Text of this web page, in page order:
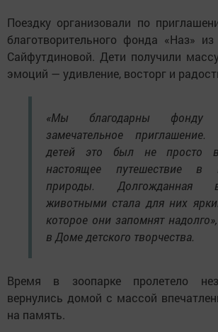
Поездку организовали по
благотворительного фонда «Наз»
Сайфутдиновой. Дети получили
эмоций — удивление, восторг и
«Мы благодарны фонду
замечательное
детей это был не просто
настоящее путешествие
природы. Долгожданная
животными стала для них
которое они запомнят
в Доме детского творчества.
Время в зоопарке пролетело
вернулись домой с массой
на память.